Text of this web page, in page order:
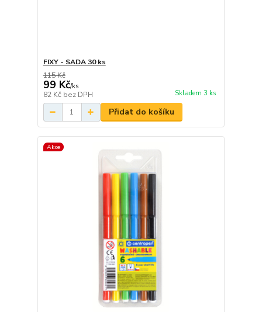
FIXY - SADA 30 ks
115 Kč
99 Kč/ks
82 Kč bez DPH Skladem 3 ks
Přidat do košíku
Akce